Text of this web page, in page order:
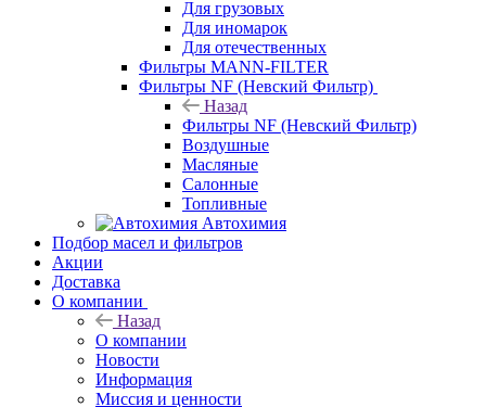
Для грузовых
Для иномарок
Для отечественных
Фильтры MANN-FILTER
Фильтры NF (Невский Фильтр)
Назад
Фильтры NF (Невский Фильтр)
Воздушные
Масляные
Салонные
Топливные
Автохимия
Подбор масел и фильтров
Акции
Доставка
О компании
Назад
О компании
Новости
Информация
Миссия и ценности